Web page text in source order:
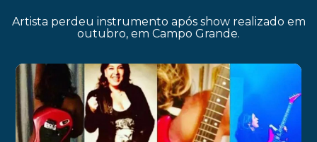
Artista perdeu instrumento após show realizado em
outubro, em Campo Grande.